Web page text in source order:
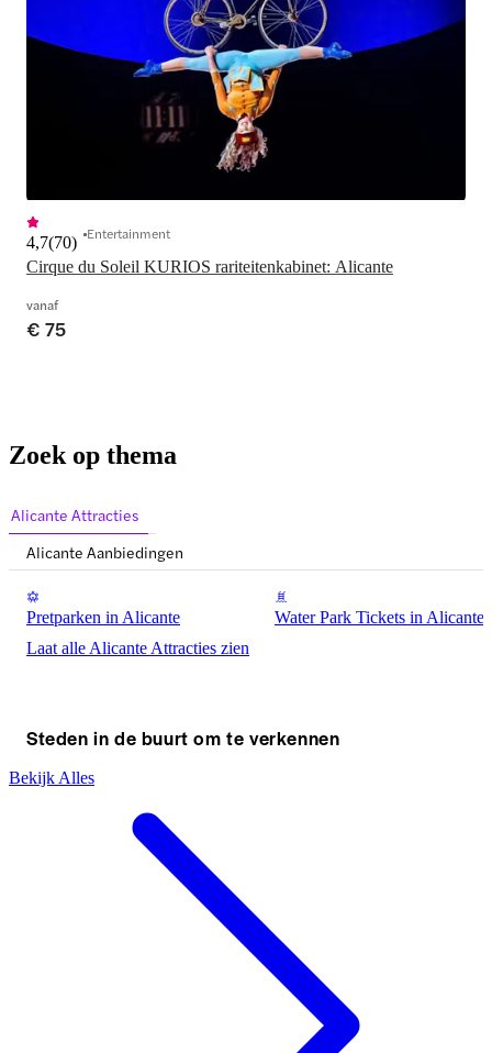
Cirque du Soleil KURIOS rariteitenkabinet: Alicante
4,7(70) Entertainment
vanaf
€ 75
Zoek op thema
Alicante Attracties
Alicante Aanbiedingen
Pretparken in Alicante
Water Park Tickets in Alicante
Laat alle Alicante Attracties zien
Steden in de buurt om te verkennen
Bekijk Alles